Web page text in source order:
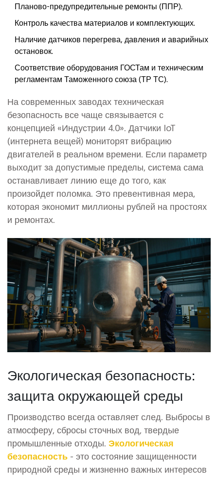
Планово-предупредительные ремонты (ППР).
Контроль качества материалов и комплектующих.
Наличие датчиков перегрева, давления и аварийных
остановок.
Соответствие оборудования ГОСТам и техническим
регламентам Таможенного союза (ТР ТС).
На современных заводах техническая
безопасность все чаще связывается с
концепцией «Индустрии 4.0». Датчики IoT
(интернета вещей) мониторят вибрацию
двигателей в реальном времени. Если параметр
выходит за допустимые пределы, система сама
останавливает линию еще до того, как
произойдет поломка. Это превентивная мера,
которая экономит миллионы рублей на простоях
и ремонтах.
Экологическая безопасность:
защита окружающей среды
Производство всегда оставляет след. Выбросы в
атмосферу, сбросы сточных вод, твердые
промышленные отходы. Экологическая
безопасность - это состояние защищенности
природной среды и жизненно важных интересов